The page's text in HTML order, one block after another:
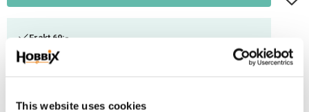
This website uses cookies
Frakt 69:-
Fri frakt över 2500:-